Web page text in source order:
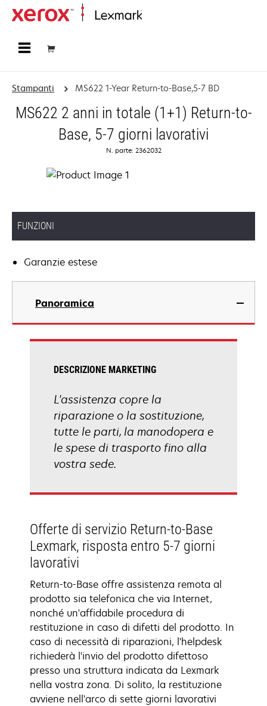
Stampanti MS622 1-Year Return-to-Base,5-7 BD
MS622 2 anni in totale (1+1) Return-to-
Base, 5-7 giorni lavorativi
N. parte: 2362032
FUNZIONI
Garanzie estese
Panoramica
DESCRIZIONE MARKETING
L'assistenza copre la
riparazione o la sostituzione,
tutte le parti, la manodopera e
le spese di trasporto fino alla
vostra sede.
Offerte di servizio Return-to-Base
Lexmark, risposta entro 5-7 giorni
lavorativi
Return-to-Base offre assistenza remota al
prodotto sia telefonica che via Internet,
nonché un'affidabile procedura di
restituzione in caso di difetti del prodotto. In
caso di necessità di riparazioni, l'helpdesk
richiederà l'invio del prodotto difettoso
presso una struttura indicata da Lexmark
nella vostra zona. Di solito, la restituzione
avviene nell'arco di sette giorni lavorativi